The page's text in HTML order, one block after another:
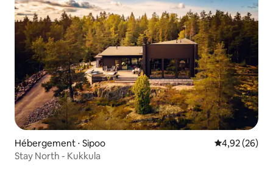
Hébergement ⋅ Sipoo Évaluation
4,92 (26)
Stay North - Kukkula